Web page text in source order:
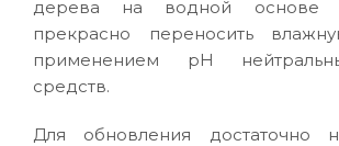
дерева на водной основе
прекрасно переносить
применением pH
средств.
Для обновления достаточно